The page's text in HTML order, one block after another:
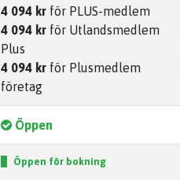
4 094 kr för PLUS-medlem
4 094 kr för Utlandsmedlem
Plus
4 094 kr för Plusmedlem
företag
Öppen
Öppen för bokning